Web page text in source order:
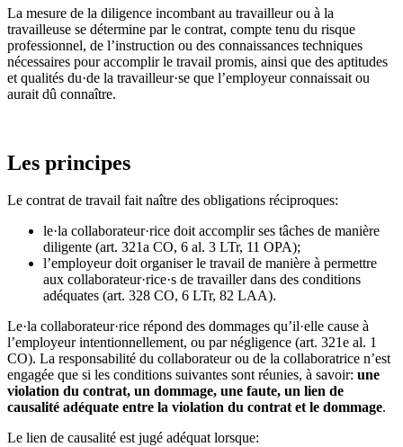
La mesure de la diligence incombant au travailleur ou à la
travailleuse se détermine par le contrat, compte tenu du risque
professionnel, de l’instruction ou des connaissances techniques
nécessaires pour accomplir le travail promis, ainsi que des aptitudes
et qualités du·de la travailleur·se que l’employeur connaissait ou
aurait dû connaître.
Les principes
Le contrat de travail fait naître des obligations réciproques:
le·la collaborateur·rice doit accomplir ses tâches de manière
diligente (art. 321a CO, 6 al. 3 LTr, 11 OPA);
l’employeur doit organiser le travail de manière à permettre
aux collaborateur·rice·s de travailler dans des conditions
adéquates (art. 328 CO, 6 LTr, 82 LAA).
Le·la collaborateur·rice répond des dommages qu’il·elle cause à
l’employeur intentionnellement, ou par négligence (art. 321e al. 1
CO). La responsabilité du collaborateur ou de la collaboratrice n’est
engagée que si les conditions suivantes sont réunies, à savoir: une
violation du contrat, un dommage, une faute, un lien de
causalité adéquate entre la violation du contrat et le dommage.
Le lien de causalité est jugé adéquat lorsque: